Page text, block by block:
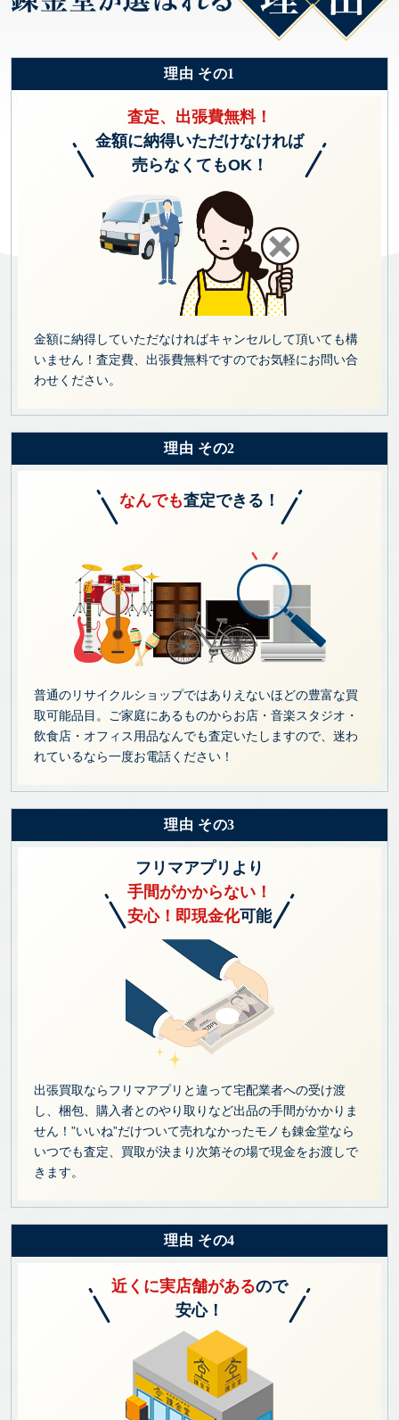
理由 その1
査定、出張費無料！
金額に納得いただけなければ
売らなくてもOK！
金額に納得していただなければキャンセルして頂いても構
いません！査定費、出張費無料ですのでお気軽にお問い合
わせください。
理由 その2
なんでも査定できる！
普通のリサイクルショップではありえないほどの豊富な買
取可能品目。ご家庭にあるものからお店・音楽スタジオ・
飲食店・オフィス用品なんでも査定いたしますので、迷わ
れているなら一度お電話ください！
理由 その3
フリマアプリより
手間がかからない！
安心！即現金化可能
出張買取ならフリマアプリと違って宅配業者への受け渡
し、梱包、購入者とのやり取りなど出品の手間がかかりま
せん！”いいね”だけついて売れなかったモノも錬金堂なら
いつでも査定、買取が決まり次第その場で現金をお渡しで
きます。
理由 その4
近くに実店舗があるので
安心！